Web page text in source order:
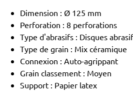
Dimension : Ø 125 mm
Perforation : 8 perforations
Type d'abrasifs : Disques
Type de grain : Mix céramique
Connexion : Auto-agrippant
Grain classement : Moyen
Support : Papier latex